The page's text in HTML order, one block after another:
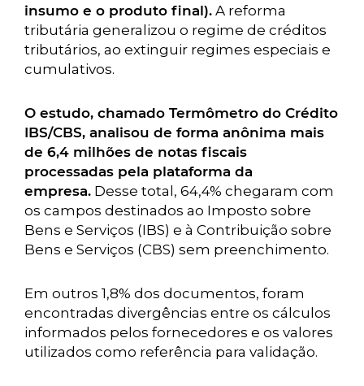
insumo e o produto final). A reforma
tributária generalizou o regime de créditos
tributários, ao extinguir regimes especiais e
cumulativos.
O estudo, chamado Termômetro do Crédito
IBS/CBS, analisou de forma anônima mais
de 6,4 milhões de notas fiscais
processadas pela plataforma da
empresa. Desse total, 64,4% chegaram com
os campos destinados ao Imposto sobre
Bens e Serviços (IBS) e à Contribuição sobre
Bens e Serviços (CBS) sem preenchimento.
Em outros 1,8% dos documentos, foram
encontradas divergências entre os cálculos
informados pelos fornecedores e os valores
utilizados como referência para validação.